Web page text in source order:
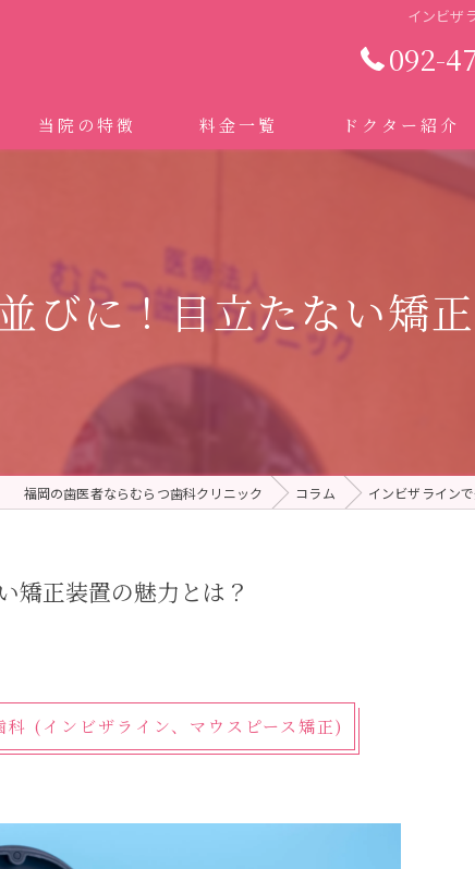
インビザ
092-
ン、マウスピース矯正）
)
当院の特徴
ドクターむらつのワンライン歯臓ブラシ
料金一覧 ドクター紹介
びに！目立たない矯
福岡の歯医者ならむらつ歯科クリニック コラム インビザライン
矯正装置の魅力とは？
科 (インビザライン、マウスピース矯正)